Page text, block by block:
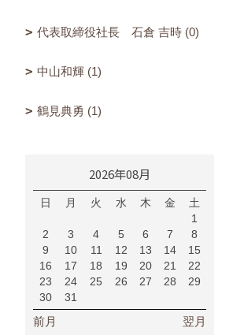
代表取締役社長 石倉 吉時 (0)
中山和輝 (1)
鶴見典勇 (1)
2026年08月
日 月 火 水 木 金
土
1
2
3 4 5 6 7
8
9
10 11 12 13 14
15
16
17 18 19 20 21
22
23
24 25 26 27 28
29
30
31
前月 翌月